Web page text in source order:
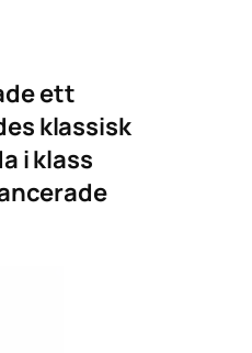
ett
klassisk
i klass